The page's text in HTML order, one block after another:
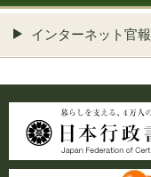
インターネット官報